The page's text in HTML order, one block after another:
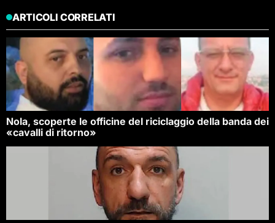
ARTICOLI CORRELATI
Nola, scoperte le officine del riciclaggio della banda dei
«cavalli di ritorno»